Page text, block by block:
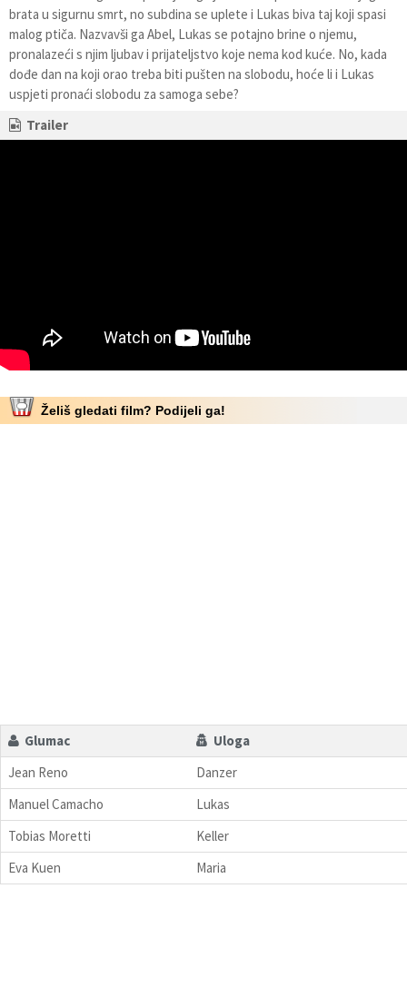
brata u sigurnu smrt, no subdina se uplete i Lukas biva taj koji spasi
malog ptiča. Nazvavši ga Abel, Lukas se potajno brine o njemu,
pronalazeći s njim ljubav i prijateljstvo koje nema kod kuće. No, kada
dođe dan na koji orao treba biti pušten na slobodu, hoće li i Lukas
uspjeti pronaći slobodu za samoga sebe?
Trailer
Želiš gledati film? Podijeli ga!
Glumac
Uloga
Jean Reno
Danzer
Manuel Camacho
Lukas
Tobias Moretti
Keller
Eva Kuen
Maria